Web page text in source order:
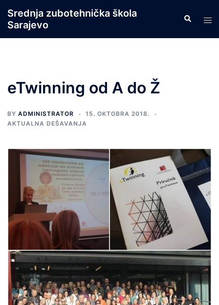
content
Srednja zubotehnička škola
Sarajevo
Search
eTwinning od A do Ž
BY ADMINISTRATOR
15. OKTOBRA 2018.
AKTUALNA DEŠAVANJA